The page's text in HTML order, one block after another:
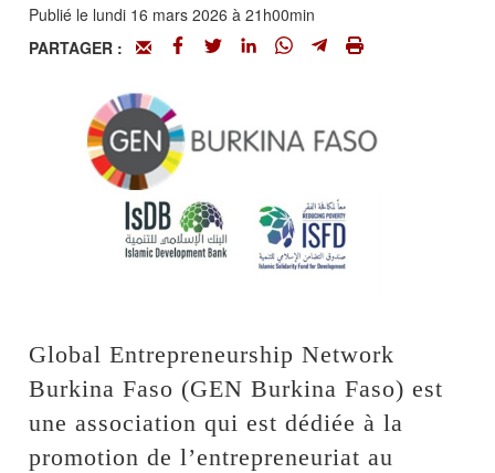
Publié le lundi 16 mars 2026 à 21h00min
PARTAGER :
Global Entrepreneurship Network
Burkina Faso (GEN Burkina Faso) est
une association qui est dédiée à la
promotion de l’entrepreneuriat au